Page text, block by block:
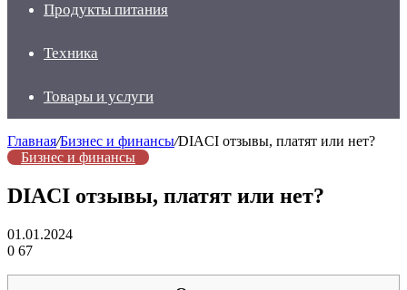
Продукты питания
Техника
Товары и услуги
Главная/Бизнес и финансы/DIACI отзывы, платят или нет?
Бизнес и финансы
DIACI отзывы, платят или нет?
01.01.2024
0 67